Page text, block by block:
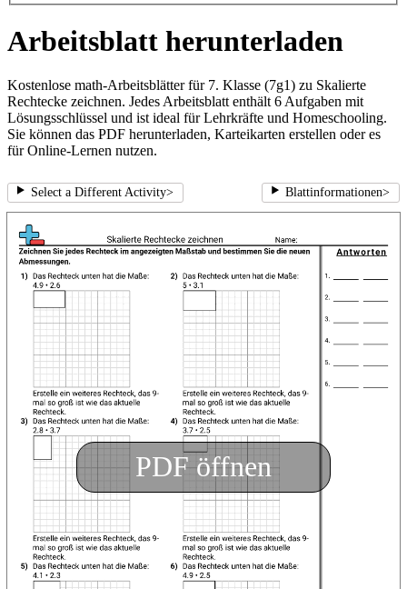
Arbeitsblatt herunterladen
Kostenlose math-Arbeitsblätter für 7. Klasse (7g1) zu Skalierte
Rechtecke zeichnen. Jedes Arbeitsblatt enthält 6 Aufgaben mit
Lösungsschlüssel und ist ideal für Lehrkräfte und Homeschooling.
Sie können das PDF herunterladen, Karteikarten erstellen oder es
für Online-Lernen nutzen.
Select a Different Activity> Blattinformationen>
PDF öffnen